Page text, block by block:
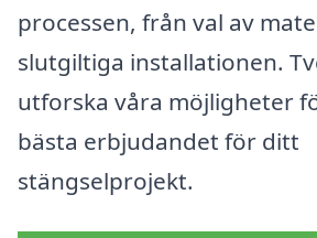
processen, från val av
slutgiltiga installationen.
utforska våra möjligheter
bästa erbjudandet för ditt
stängselprojekt.